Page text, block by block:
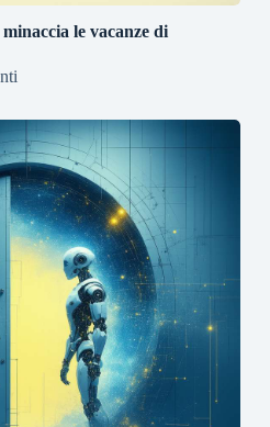
le vacanze di